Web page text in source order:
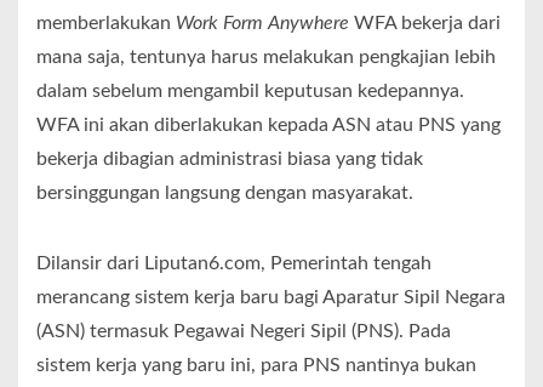
memberlakukan Work Form Anywhere WFA bekerja dari
mana saja, tentunya harus melakukan pengkajian lebih
dalam sebelum mengambil keputusan kedepannya.
WFA ini akan diberlakukan kepada ASN atau PNS yang
bekerja dibagian administrasi biasa yang tidak
bersinggungan langsung dengan masyarakat.
Dilansir dari Liputan6.com, Pemerintah tengah
merancang sistem kerja baru bagi Aparatur Sipil Negara
(ASN) termasuk Pegawai Negeri Sipil (PNS). Pada
sistem kerja yang baru ini, para PNS nantinya bukan